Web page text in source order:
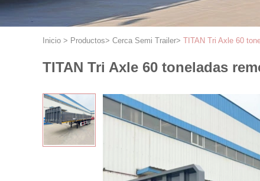
Inicio > Productos> Cerca Semi Trailer> TITAN Tri Axle 60
TITAN Tri Axle 60 toneladas